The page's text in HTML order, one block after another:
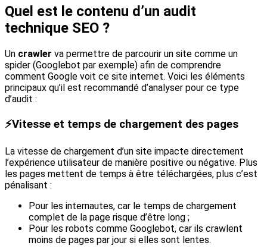
Quel est le contenu d’un audit
technique SEO ?
Un crawler va permettre de parcourir un site comme un
spider (Googlebot par exemple) afin de comprendre
comment Google voit ce site internet. Voici les éléments
principaux qu’il est recommandé d’analyser pour ce type
d’audit :
⚡️Vitesse et temps de chargement des pages
La vitesse de chargement d’un site impacte directement
l’expérience utilisateur de manière positive ou négative. Plus
les pages mettent de temps à être téléchargées, plus c’est
pénalisant :
Pour les internautes, car le temps de chargement
complet de la page risque d’être long ;
Pour les robots comme Googlebot, car ils crawlent
moins de pages par jour si elles sont lentes.